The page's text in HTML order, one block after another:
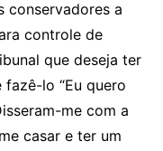
conservadores a
controle de
que deseja ter
lo “Eu quero
me com a
casar e ter um